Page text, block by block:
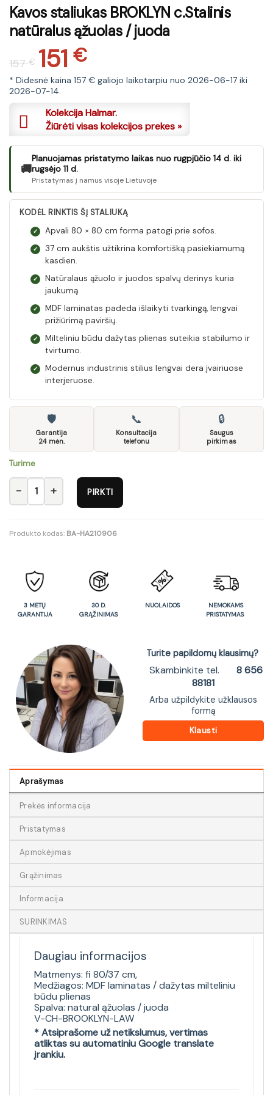
Kavos staliukas BROKLYN c.Stalinis
natūralus ąžuolas / juoda
157€
Original
price
was:
157 €.
151€
Current
price
is:
151 €.
* Didesnė kaina 157 € galiojo laikotarpiu nuo 2026-06-17 iki
2026-07-14.
Kolekcija Halmar.
Žiūrėti visas kolekcijos prekes »
🚚
Planuojamas pristatymo laikas nuo rugpjūčio 14 d. iki
rugsėjo 11 d.
Pristatymas į namus visoje Lietuvoje
KODĖL RINKTIS ŠĮ STALIUKĄ
✓ Apvali 80 × 80 cm forma patogi prie sofos.
✓
37 cm aukštis užtikrina komfortišką pasiekiamumą
kasdien.
✓
Natūralaus ąžuolo ir juodos spalvų derinys kuria
jaukumą.
✓
MDF laminatas padeda išlaikyti tvarkingą, lengvai
prižiūrimą paviršių.
✓
Milteliniu būdu dažytas plienas suteikia stabilumo ir
tvirtumo.
✓
Modernus industrinis stilius lengvai dera įvairiuose
interjeruose.
🛡
Garantija
24 mėn.
📞
Konsultacija
telefonu
🔒
Saugus
pirkimas
Turime
produkto kiekis: Kavos staliukas BROKLYN c.Stalinis natūralus
PIRKTI
Produkto kodas: BA-HA210906
3 METŲ
GARANTIJA
30 D.
GRĄŽINIMAS
NUOLAIDOS
NEMOKAMS
PRISTATYMAS
Turite papildomų klausimų?
Skambinkite tel.
8 656
88181
Arba užpildykite užklausos
formą
Klausti
Aprašymas
Prekės informacija
Pristatymas
Apmokėjimas
Grąžinimas
Informacija
SURINKIMAS
Daugiau informacijos
Matmenys: fi 80/37 cm,
Medžiagos: MDF laminatas / dažytas milteliniu
būdu plienas
Spalva: natural ąžuolas / juoda
V-CH-BROOKLYN-LAW
* Atsiprašome už netikslumus, vertimas
atliktas su automatiniu Google translate
įrankiu.